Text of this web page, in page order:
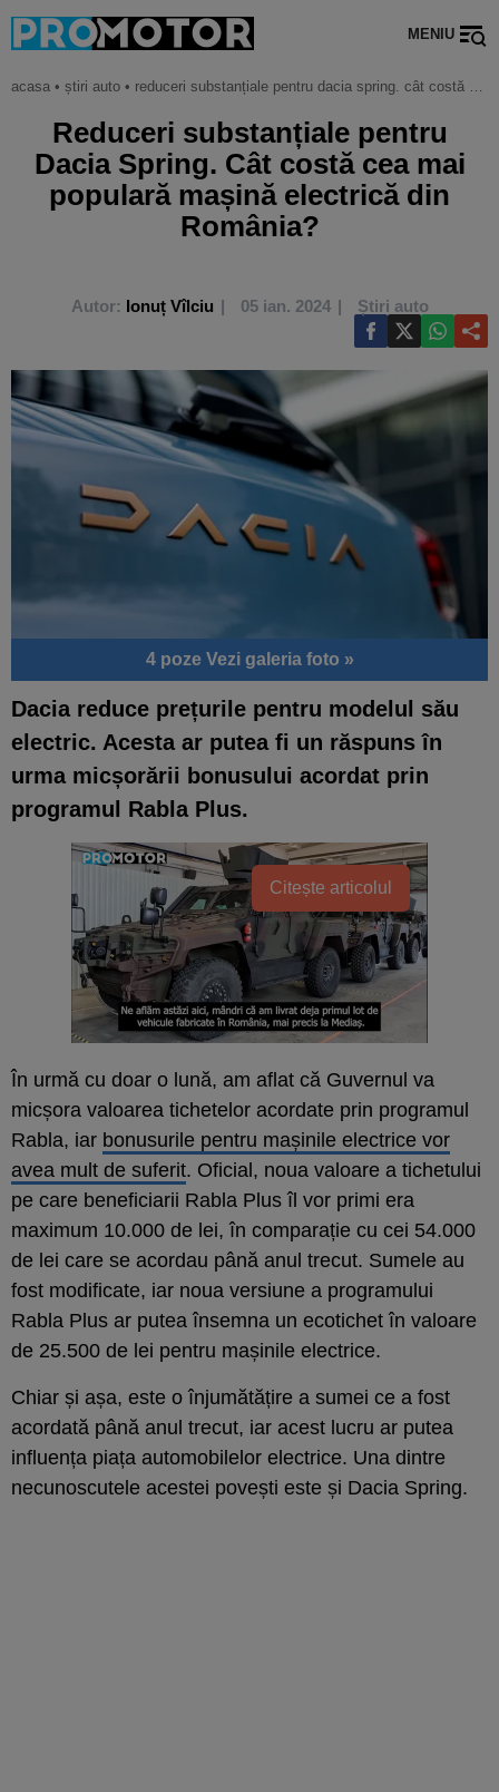
MENIU
acasa • știri auto • reduceri substanțiale pentru dacia spring. cât costă cea mai populară mașină electrică din românia?
Reduceri substanțiale pentru
Dacia Spring. Cât costă cea mai
populară mașină electrică din
România?
Autor: Ionuț Vîlciu 05 ian. 2024 Știri auto
4 poze Vezi galeria foto »
Dacia reduce prețurile pentru modelul său
electric. Acesta ar putea fi un răspuns în
urma micșorării bonusului acordat prin
programul Rabla Plus.
Citește articolul
În urmă cu doar o lună, am aflat că Guvernul va
micșora valoarea tichetelor acordate prin programul
Rabla, iar bonusurile pentru mașinile electrice vor
avea mult de suferit. Oficial, noua valoare a tichetului
pe care beneficiarii Rabla Plus îl vor primi era
maximum 10.000 de lei, în comparație cu cei 54.000
de lei care se acordau până anul trecut. Sumele au
fost modificate, iar noua versiune a programului
Rabla Plus ar putea însemna un ecotichet în valoare
de 25.500 de lei pentru mașinile electrice.
Chiar și așa, este o înjumătățire a sumei ce a fost
acordată până anul trecut, iar acest lucru ar putea
influența piața automobilelor electrice. Una dintre
necunoscutele acestei povești este și Dacia Spring.